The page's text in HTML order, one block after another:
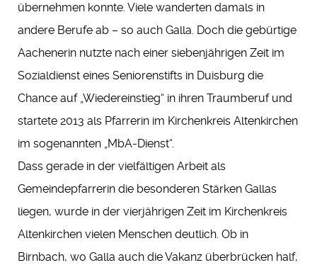
übernehmen konnte. Viele wanderten damals in
andere Berufe ab – so auch Galla. Doch die gebürtige
Aachenerin nutzte nach einer siebenjährigen Zeit im
Sozialdienst eines Seniorenstifts in Duisburg die
Chance auf „Wiedereinstieg“ in ihren Traumberuf und
startete 2013 als Pfarrerin im Kirchenkreis Altenkirchen
im sogenannten „MbA-Dienst“.
Dass gerade in der vielfältigen Arbeit als
Gemeindepfarrerin die besonderen Stärken Gallas
liegen, wurde in der vierjährigen Zeit im Kirchenkreis
Altenkirchen vielen Menschen deutlich. Ob in
Birnbach, wo Galla auch die Vakanz überbrücken half,